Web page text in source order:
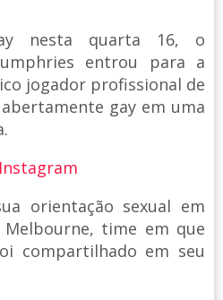
nesta quarta 16, o
entrou para a
jogador profissional de
gay em uma
orientação sexual em
time em que
compartilhado em seu